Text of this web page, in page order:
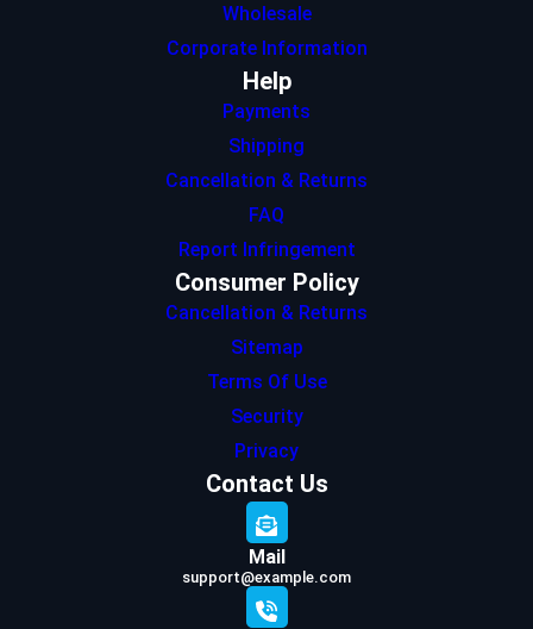
Wholesale
Corporate Information
Help
Payments
Shipping
Cancellation & Returns
FAQ
Report Infringement
Consumer Policy
Cancellation & Returns
Sitemap
Terms Of Use
Security
Privacy
Contact Us
Mail
support@example.com